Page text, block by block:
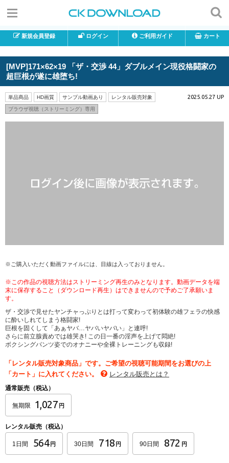
新規会員登録 ログイン ご利用ガイド カート
[MVP]171×62×19 「ザ・交渉 44」ダブルメイン現役格闘家の
超巨根が遂に雄堕ち!
単品商品 HD画質 サンプル動画あり レンタル販売対象
ブラウザ視聴（ストリーミング）専用
2025.05.27 UP
※ご購入いただく動画ファイルには、目線は入っておりません。
※この作品の視聴方法はストリーミング再生のみとなります。動画データを端
末に保存すること（ダウンロード再生）はできませんので予めご了承願いま
す。
ザ・交渉で見せたヤンチャっぷりとは打って変わって初体験の雄フェラの快感
に酔いしれてしまう格闘家!
巨根を固くして「あぁヤバ…ヤバいヤバい」と連呼!
さらに前立腺責めでは雄哭き! この日一番の淫声を上げて悶絶!
ボクシングパンツ姿でのオナニーや全裸トレーニングも収録!
「レンタル販売対象商品」です。ご希望の視聴可能期間をお選びの上
「カート」に入れてください。
レンタル販売とは？
通常販売（税込）
無期限 1,027 円
レンタル販売（税込）
1日間 564 円 30日間 718 円 90日間 872 円